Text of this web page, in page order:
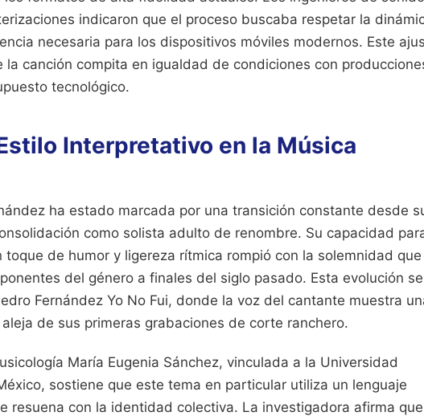
indicaron que el proceso buscaba respetar la
necesaria para los dispositivos móviles modernos. Este
la canción compita en igualdad de condiciones con
tecnológico.
Interpretativo en la Música
ha estado marcada por una transición constante desde
como solista adulto de renombre. Su capacidad
de humor y ligereza rítmica rompió con la solemnidad que
del género a finales del siglo pasado. Esta evolución se
Fernández Yo No Fui, donde la voz del cantante muestra
de sus primeras grabaciones de corte ranchero.
María Eugenia Sánchez, vinculada a la Universidad
sostiene que este tema en particular utiliza un lenguaje
resuena con la identidad colectiva. La investigadora afirma